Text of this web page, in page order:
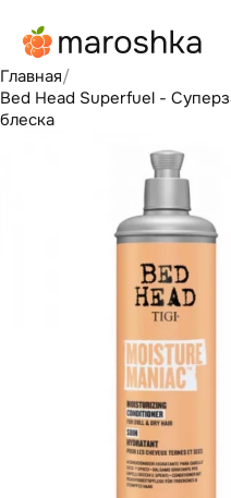
Главная/
Bed Head Superfuel -
блеска